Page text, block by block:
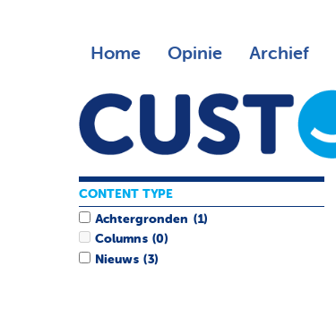
Home Opinie Archief
CONTENT TYPE
Achtergronden (1)
Columns (0)
Nieuws (3)